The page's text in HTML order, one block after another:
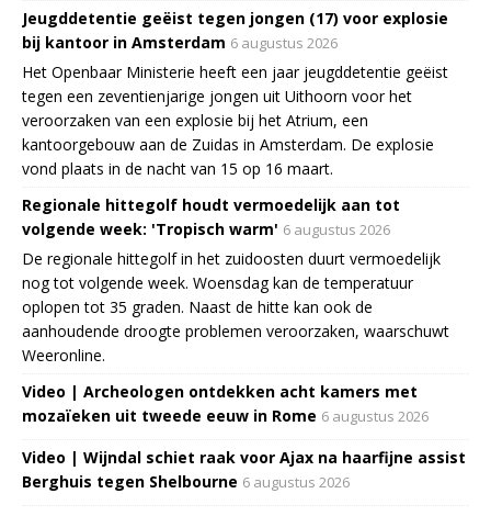
Jeugddetentie geëist tegen jongen (17) voor explosie
bij kantoor in Amsterdam 6 augustus 2026
Het Openbaar Ministerie heeft een jaar jeugddetentie geëist
tegen een zeventienjarige jongen uit Uithoorn voor het
veroorzaken van een explosie bij het Atrium, een
kantoorgebouw aan de Zuidas in Amsterdam. De explosie
vond plaats in de nacht van 15 op 16 maart.
Regionale hittegolf houdt vermoedelijk aan tot
volgende week: 'Tropisch warm' 6 augustus 2026
De regionale hittegolf in het zuidoosten duurt vermoedelijk
nog tot volgende week. Woensdag kan de temperatuur
oplopen tot 35 graden. Naast de hitte kan ook de
aanhoudende droogte problemen veroorzaken, waarschuwt
Weeronline.
Video | Archeologen ontdekken acht kamers met
mozaïeken uit tweede eeuw in Rome 6 augustus 2026
Video | Wijndal schiet raak voor Ajax na haarfijne assist
Berghuis tegen Shelbourne 6 augustus 2026